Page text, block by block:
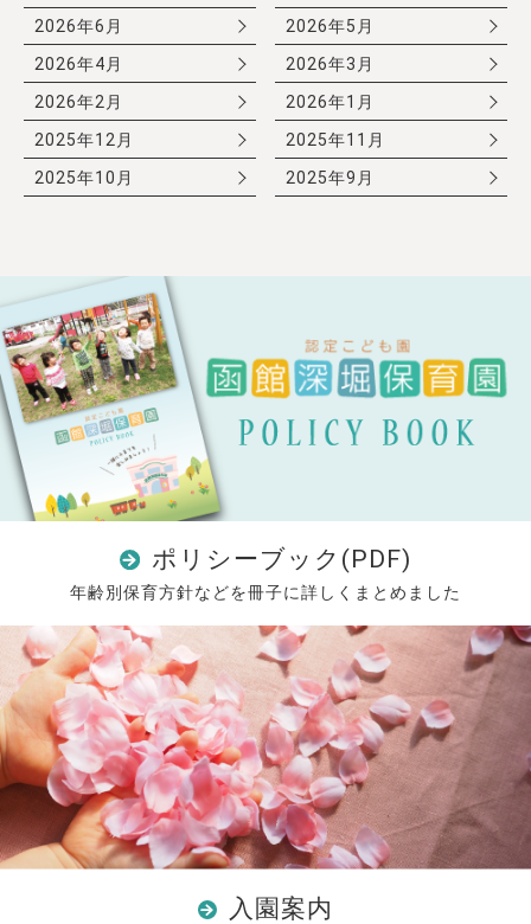
2026年6月
2026年5月
2026年4月
2026年3月
2026年2月
2026年1月
2025年12月
2025年11月
2025年10月
2025年9月
ポリシーブック(PDF)
年齢別保育方針などを冊子に詳しくまとめました
入園案内